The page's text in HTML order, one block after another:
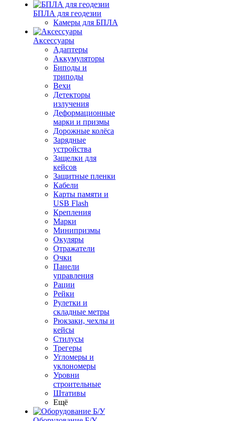
БПЛА для геодезии
Камеры для БПЛА
Аксессуары
Адаптеры
Аккумуляторы
Биподы и
триподы
Вехи
Детекторы
излучения
Деформационные
марки и призмы
Дорожные колёса
Зарядные
устройства
Защелки для
кейсов
Защитные пленки
Кабели
Карты памяти и
USB Flash
Крепления
Марки
Минипризмы
Окуляры
Отражатели
Очки
Панели
управления
Рации
Рейки
Рулетки и
складные метры
Рюкзаки, чехлы и
кейсы
Стилусы
Трегеры
Угломеры и
уклономеры
Уровни
строительные
Штативы
Ещё